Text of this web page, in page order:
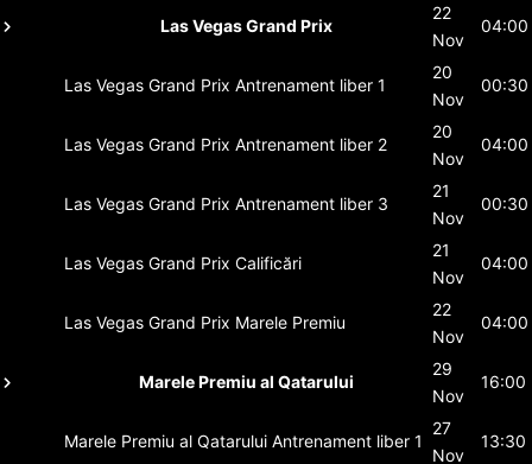
Las Vegas Grand Prix
22
Nov
04:00
Las Vegas Grand Prix Antrenament liber 1
20
Nov
00:30
Las Vegas Grand Prix Antrenament liber 2
20
Nov
04:00
Las Vegas Grand Prix Antrenament liber 3
21
Nov
00:30
Las Vegas Grand Prix Calificări
21
Nov
04:00
Las Vegas Grand Prix Marele Premiu
22
Nov
04:00
Marele Premiu al Qatarului
29
Nov
16:00
Marele Premiu al Qatarului Antrenament liber 1
27
Nov
13:30